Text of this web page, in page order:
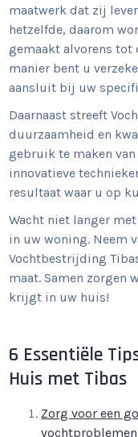
maatwerk dat zij
hetzelfde, daarom
gemaakt alvorens tot
manier bent u
aansluit bij uw
Daarnaast streeft
duurzaamheid en
gebruik te maken
innovatieve
resultaat waar u op
Wacht niet langer
in uw woning. Neem
Vochtbestrijding
maat. Samen zorgen
krijgt in uw huis!
6 Essentiële
Huis met Tibas
Zorg voor een